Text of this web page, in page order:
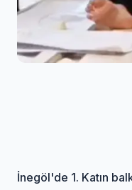
İnegöl'de 1. Katın